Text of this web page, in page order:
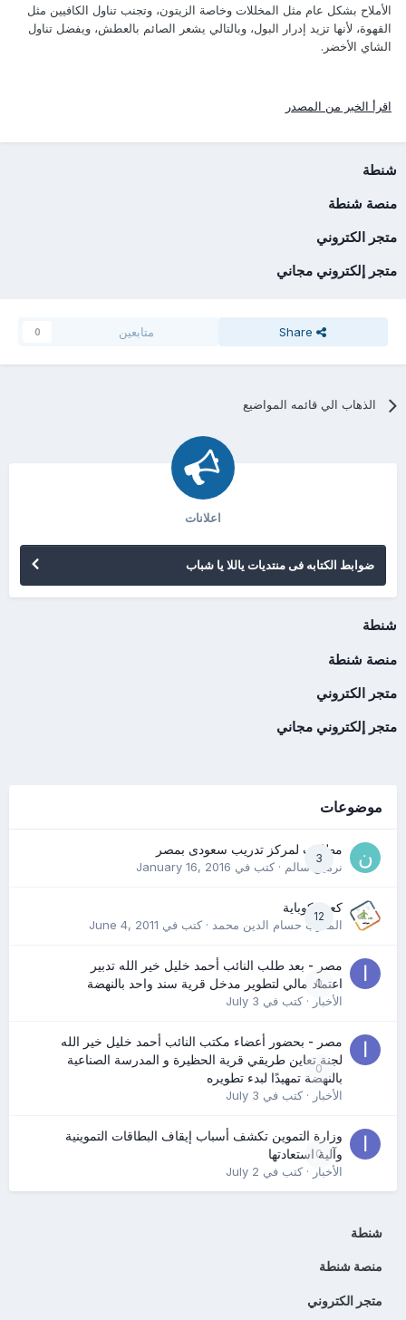
الأملاح بشكل عام مثل المخللات وخاصة الزيتون، وتجنب تناول الكافيين مثل
القهوة، لأنها تزيد إدرار البول، وبالتالي يشعر الصائم بالعطش، ويفضل تناول
الشاي الأخضر.
اقرأ الخبر من المصدر
شنطة
منصة شنطة
متجر الكتروني
متجر إلكتروني مجاني
Share متابعين 0
الذهاب الي قائمه المواضيع
اعلانات
ضوابط الكتابه فى منتديات ياللا يا شباب
شنطة
منصة شنطة
متجر الكتروني
متجر إلكتروني مجاني
موضوعات
3
مطلوب لمركز تدريب سعودى بمصر
نرمين سالم· كتب في January 16, 2016
12
كعب كوباية
المدرب حسام الدين محمد· كتب في June 4, 2011
0
مصر - بعد طلب النائب أحمد خليل خير الله تدبير
اعتماد مالي لتطوير مدخل قرية سند واحد بالنهضة
الأخبار· كتب في July 3
0
مصر - بحضور أعضاء مكتب النائب أحمد خليل خير الله
لجنة تعاين طريقي قرية الحظيرة و المدرسة الصناعية
بالنهضة تمهيدًا لبدء تطويره
الأخبار· كتب في July 3
0
وزارة التموين تكشف أسباب إيقاف البطاقات التموينية
وآلية استعادتها
الأخبار· كتب في July 2
شنطة
منصة شنطة
متجر الكتروني